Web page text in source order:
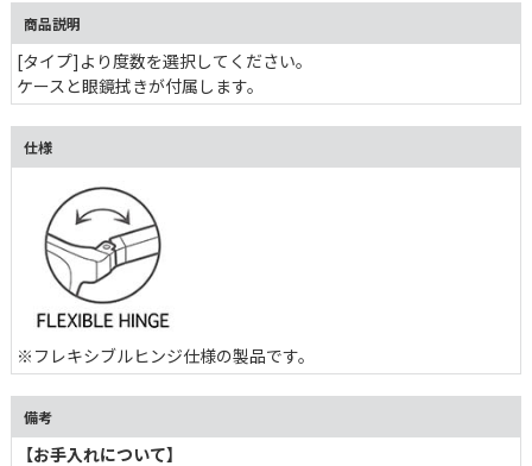
商品説明
[タイプ]より度数を選択してください。
ケースと眼鏡拭きが付属します。
仕様
※フレキシブルヒンジ仕様の製品です。
備考
【お手入れについて】